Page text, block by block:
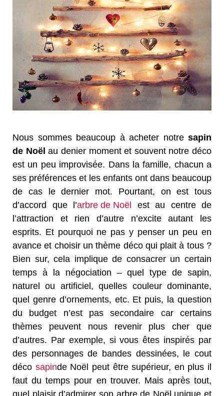
Nous sommes beaucoup à acheter notre sapin
de Noël au denier moment et souvent notre déco
est un peu improvisée. Dans la famille, chacun a
ses préférences et les enfants ont dans beaucoup
de cas le dernier mot. Pourtant, on est tous
d’accord que l’arbre de Noël est au centre de
l’attraction et rien d’autre n’excite autant les
esprits. Et pourquoi ne pas y penser un peu en
avance et choisir un thème déco qui plait à tous ?
Bien sur, cela implique de consacrer un certain
temps à la négociation – quel type de sapin,
naturel ou artificiel, quelles couleur dominante,
quel genre d’ornements, etc. Et puis, la question
du budget n’est pas secondaire car certains
thèmes peuvent nous revenir plus cher que
d’autres. Par exemple, si vous êtes inspirés par
des personnages de bandes dessinées, le cout
déco sapinde Noël peut être supérieur, en plus il
faut du temps pour en trouver. Mais après tout,
quel plaisir d’admirer son arbre de Noël unique et